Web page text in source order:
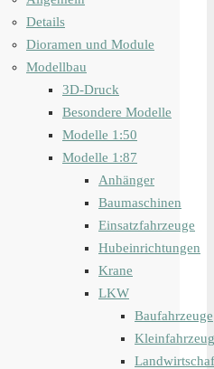
Details
Dioramen und Module
Modellbau
3D-Druck
Besondere Modelle
Modelle 1:50
Modelle 1:87
Anhänger
Baumaschinen
Einsatzfahrzeuge
Hubeinrichtungen
Krane
LKW
Baufahrzeuge